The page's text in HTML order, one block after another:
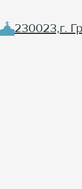
230023,г.